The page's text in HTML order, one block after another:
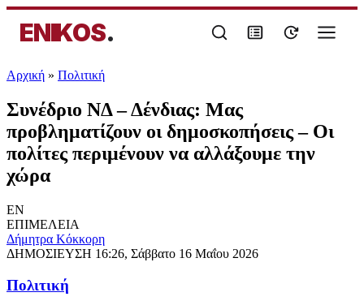
ENIKOS.
Αρχική » Πολιτική
Συνέδριο ΝΔ – Δένδιας: Μας
προβληματίζουν οι δημοσκοπήσεις – Οι
πολίτες περιμένουν να αλλάξουμε την
χώρα
EN
ΕΠΙΜΕΛΕΙΑ
Δήμητρα Κόκκορη
ΔΗΜΟΣΙΕΥΣΗ 16:26, Σάββατο 16 Μαΐου 2026
Πολιτική